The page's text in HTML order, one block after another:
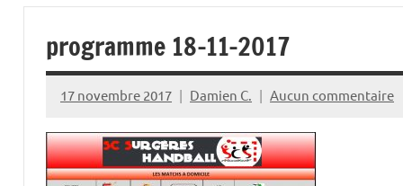
programme 18-11-2017
17 novembre 2017 Damien C. Aucun commentaire